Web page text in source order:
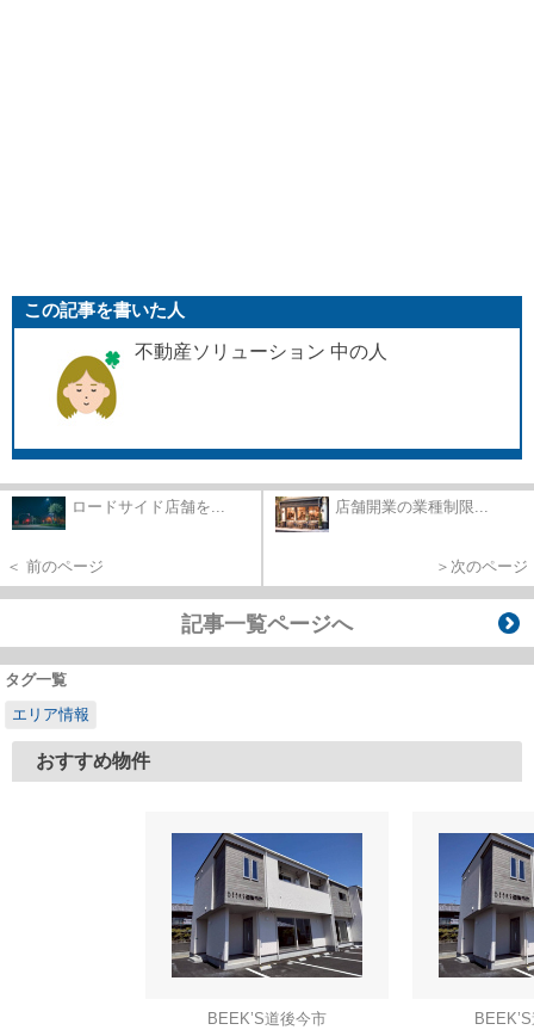
この記事を書いた人
不動産ソリューション 中の人
ロードサイド店舗を...
＜ 前のページ
店舗開業の業種制限...
＞次のページ
記事一覧ページへ
タグ一覧
エリア情報
おすすめ物件
BEEK’S道後今市